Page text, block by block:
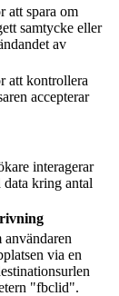
att spara om
samtycke eller
av
att kontrollera
accepterar
interagerar
data kring antal
användaren
via en
"fbclid".